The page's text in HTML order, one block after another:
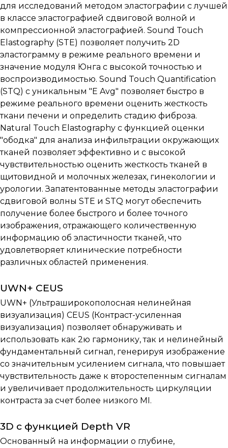
для исследований методом эластографии с лучшей
в классе эластографией сдвиговой волной и
компрессионной эластографией. Sound Touch
Elastography (STE) позволяет получить 2D
эластограмму в режиме реального времени и
значение модуля Юнга с высокой точностью и
воспроизводимостью. Sound Touch Quantification
(STQ) с уникальным "E Avg" позволяет быстро в
режиме реального времени оценить жесткость
ткани печени и определить стадию фиброза.
Natural Touch Elastography с функцией оценки
"ободка" для анализа инфильтрации окружающих
тканей позволяет эффективно и с высокой
чувствительностью оценить жесткость тканей в
щитовидной и молочных железах, гинекологии и
урологии. Запатентованные методы эластографии
сдвиговой волны STE и STQ могут обеспечить
получение более быстрого и более точного
изображения, отражающего количественную
информацию об эластичности тканей, что
удовлетворяет клинические потребности
различных областей применения.
UWN+ CEUS
UWN+ (Ультраширокополосная нелинейная
визуализация) CEUS (Контраст-усиленная
визуализация) позволяет обнаруживать и
использовать как 2ю гармонику, так и нелинейный
фундаментальный сигнал, генерируя изображение
со значительным усилением сигнала, что повышает
чувствительность даже к второстепенным сигналам
и увеличивает продолжительность циркуляции
контраста за счет более низкого MI.
3D с функцией Depth VR
Основанный на информации о глубине,